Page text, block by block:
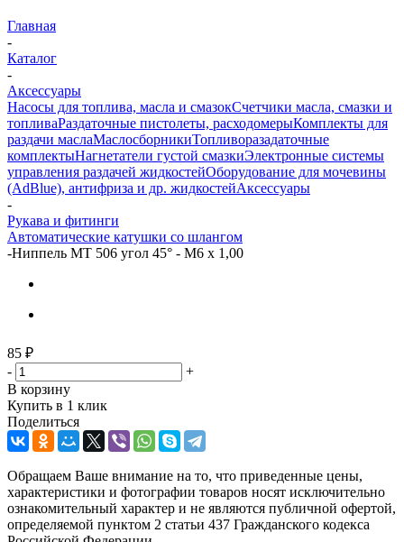
Главная
-
Каталог
-
Аксессуары
Насосы для топлива, масла и смазокСчетчики масла, смазки и
топливаРаздаточные пистолеты, расходомерыКомплекты для
раздачи маслаМаслосборникиТопливоразадаточные
комплектыНагнетатели густой смазкиЭлектронные системы
управления раздачей жидкостейОборудование для мочевины
(AdBlue), антифриза и др. жидкостейАксессуары
-
Рукава и фитинги
Автоматические катушки со шлангом
-Ниппель MT 506 угол 45° - М6 x 1,00
85 ₽
-
+
В корзину
Купить в 1 клик
Поделиться
Обращаем Ваше внимание на то, что приведенные цены,
характеристики и фотографии товаров носят исключительно
ознакомительный характер и не являются публичной офертой,
определяемой пунктом 2 статьи 437 Гражданского кодекса